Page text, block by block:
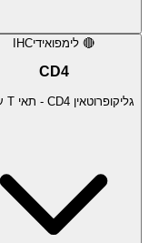
🔴 לימפואידיIHC
CD4
גליקופרוטאין CD4 - תאי T עוזרים